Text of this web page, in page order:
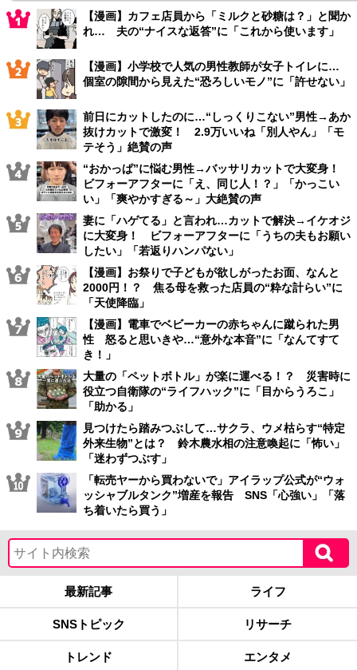
【漫画】カフェ店員から「ミルクと砂糖は？」と聞か
れ… 夫の“ナイスな返答”に「これから使います」
【漫画】小学校で人気の男性教師が女子トイレに…
個室の隙間から見えた“恐ろしいモノ”に「許せない」
前日にカットしたのに…“しっくりこない”男性→あか
抜けカットで激変！ 2.9万いいね「別人やん」「モ
テそう」絶賛の声
“おかっぱ”に悩む男性→バッサリカットで大変身！
ビフォーアフターに「え、同じ人！？」「かっこい
い」「爽やかすぎる～」大絶賛の声
妻に「ハゲてる」と言われ…カットで解決→イケオジ
に大変身！ ビフォーアフターに「うちの夫もお願い
したい」「若返りハンパない」
【漫画】お祭りで子どもが欲しがったお面、なんと
2000円！？ 焦る母を救った店員の“粋な計らい”に
「天使降臨」
【漫画】電車でベビーカーの赤ちゃんに蹴られた男
性 怒ると思いきや…“意外な本音”に「なんてすて
き！」
大量の「ペットボトル」が楽に運べる！？ 災害時に
役立つ自衛隊の“ライフハック”に「目からうろこ」
「助かる」
見つけたら踏みつぶして…サクラ、ウメ枯らす“特定
外来生物”とは？ 鈴木農水相の注意喚起に「怖い」
「迷わずつぶす」
「転売ヤーから買わないで」アイラップ公式が“ウォ
ッシャブルタンク”増産を報告 SNS「心強い」「落
ち着いたら買う」
最新記事 ライフ
SNSトピック リサーチ
トレンド エンタメ